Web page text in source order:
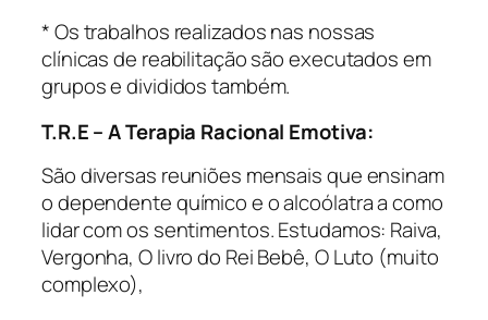
* Os trabalhos realizados nas nossas
clínicas de reabilitação são executados em
grupos e divididos também.
T.R.E – A Terapia Racional Emotiva:
São diversas reuniões mensais que ensinam
o dependente químico e o alcoólatra a como
lidar com os sentimentos. Estudamos: Raiva,
Vergonha, O livro do Rei Bebê, O Luto (muito
complexo),